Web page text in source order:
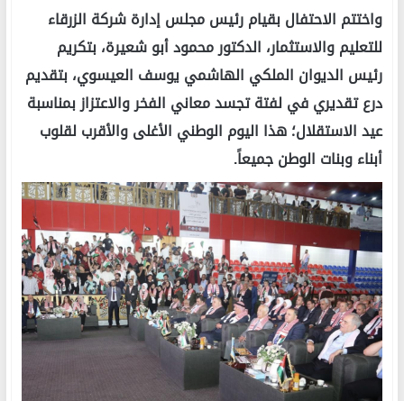
واختتم الاحتفال بقيام رئيس مجلس إدارة شركة الزرقاء
للتعليم والاستثمار، الدكتور محمود أبو شعيرة، بتكريم
رئيس الديوان الملكي الهاشمي يوسف العيسوي، بتقديم
درع تقديري في لفتة تجسد معاني الفخر والاعتزاز بمناسبة
عيد الاستقلال؛ هذا اليوم الوطني الأغلى والأقرب لقلوب
أبناء وبنات الوطن جميعاً.